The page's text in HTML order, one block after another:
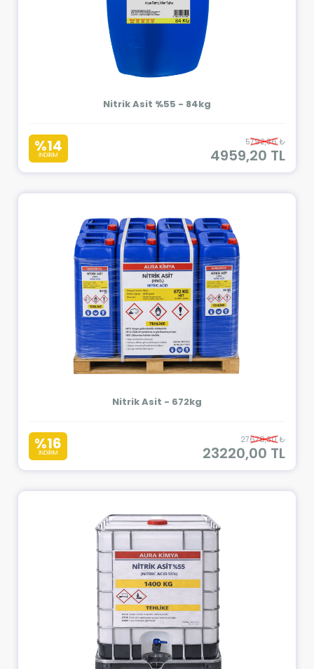
Nitrik Asit %55 - 84kg
%14
İNDİRİM
5792,36 ₺
4959,20 TL
Nitrik Asit - 672kg
%16
İNDİRİM
27678,30 ₺
23220,00 TL